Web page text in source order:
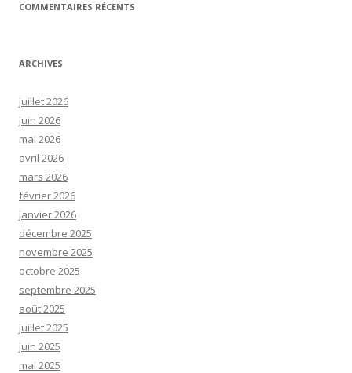
COMMENTAIRES RÉCENTS
ARCHIVES
juillet 2026
juin 2026
mai 2026
avril 2026
mars 2026
février 2026
janvier 2026
décembre 2025
novembre 2025
octobre 2025
septembre 2025
août 2025
juillet 2025
juin 2025
mai 2025